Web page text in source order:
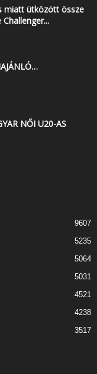
miatt ütközött össze
NŐI U20-AS
9607
5235
5064
5031
4521
4238
3517